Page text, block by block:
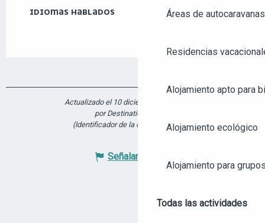
Áreas de autocaravanas
Residencias
Alojamiento apto para
Alojamiento ecológico
Alojamiento para
Todas las actividades
IDIOMAS HABLADOS
IDIOMAS HABLADOS
Actualizado el 10 diciembre 2025 a 15:28
por Destination Angers
(Identificador de la oferta :
6172965)
Señalar un error